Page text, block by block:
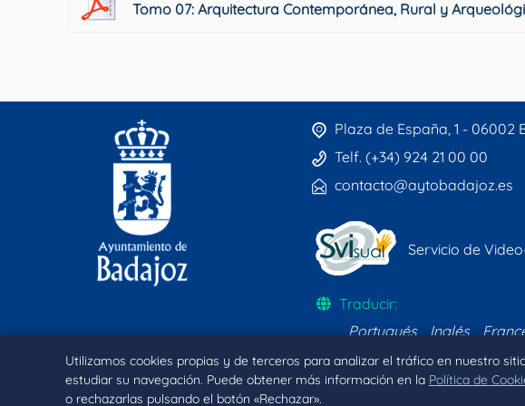
Utilizamos cookies propias y de terceros para analizar el tráfico en nuestro
estudiar su navegación. Puede obtener más información en la Política de
o rechazarlas pulsando el botón «Rechazar».
Tomo 07: Arquitectura Contemporánea, Rural y
Plaza de España, 1 - 06002
Telf. (+34) 924 21 00 00
contacto@aytobadajoz.es
Servicio de
Traducir:
Portugués
Inglés